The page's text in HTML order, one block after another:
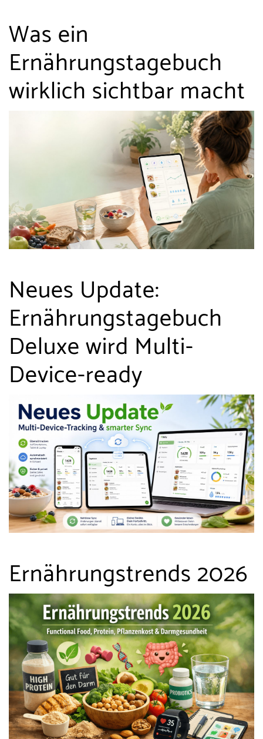
Was ein
Ernährungstagebuch
wirklich sichtbar macht
Neues Update:
Ernährungstagebuch
Deluxe wird Multi-
Device-ready
Ernährungstrends 2026